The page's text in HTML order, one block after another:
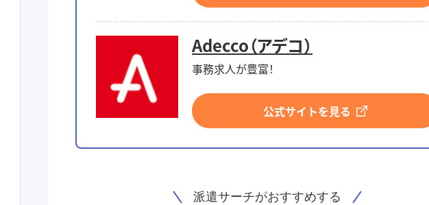
Adecco（アデコ）
事務求人が豊富！
公式サイトを見る
派遣サーチがおすすめする